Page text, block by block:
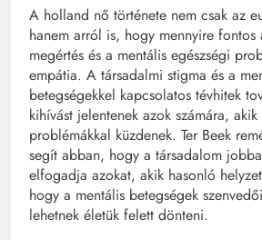
A holland nő története nem csak az
hanem arról is, hogy mennyire fontos
megértés és a mentális egészségi
empátia. A társadalmi stigma és a
betegségekkel kapcsolatos tévhitek
kihívást jelentenek azok számára,
problémákkal küzdenek. Ter Beek
segít abban, hogy a társadalom
elfogadja azokat, akik hasonló
hogy a mentális betegségek
lehetnek életük felett dönteni.